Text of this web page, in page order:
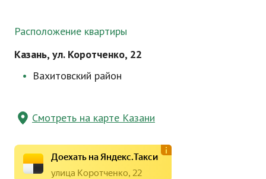
Расположение квартиры
Казань, ул. Коротченко, 22
Вахитовский район
Смотреть на карте Казани
Доехать на Яндекс.Такси
улица Коротченко, 22